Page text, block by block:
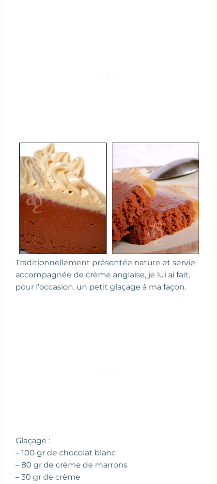
Traditionnellement présentée nature et servie
accompagnée de crème anglaise, je lui ai fait,
pour l’occasion, un petit glaçage à ma façon.
Glaçage :
– 100 gr de chocolat blanc
– 80 gr de crème de marrons
– 30 gr de crème